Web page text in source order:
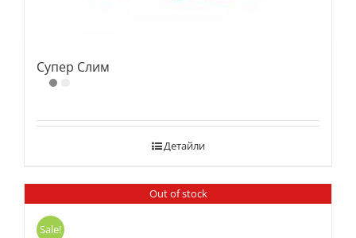
Супер Слим
Детайли
Out of stock
Sale!